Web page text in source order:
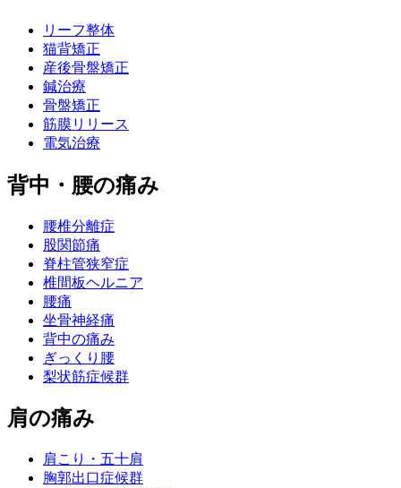
リーフ整体
猫背矯正
産後骨盤矯正
鍼治療
骨盤矯正
筋膜リリース
電気治療
背中・腰の痛み
腰椎分離症
股関節痛
脊柱管狭窄症
椎間板ヘルニア
腰痛
坐骨神経痛
背中の痛み
ぎっくり腰
梨状筋症候群
肩の痛み
肩こり・五十肩
胸郭出口症候群